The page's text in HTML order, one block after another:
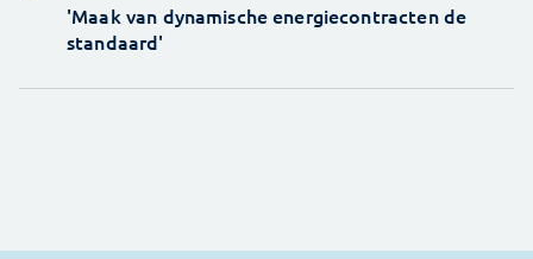
'Maak van dynamische energiecontracten de
standaard'